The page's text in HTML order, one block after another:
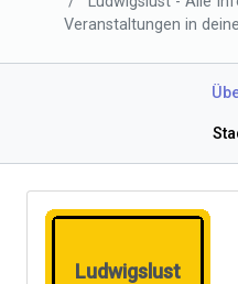
Veranstaltungen in
Ludwigslust